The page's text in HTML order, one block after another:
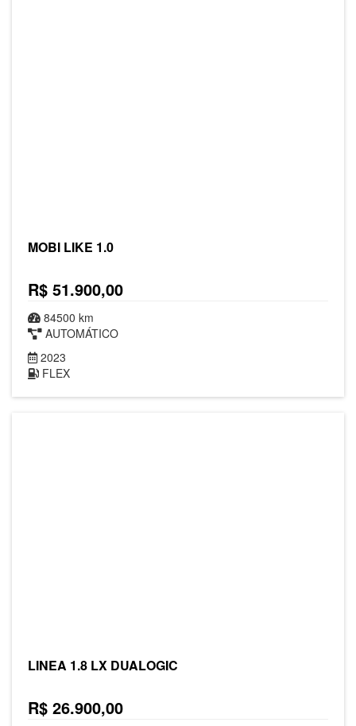
MOBI LIKE 1.0
R$ 51.900,00
84500 km
AUTOMÁTICO
2023
FLEX
LINEA 1.8 LX DUALOGIC
R$ 26.900,00